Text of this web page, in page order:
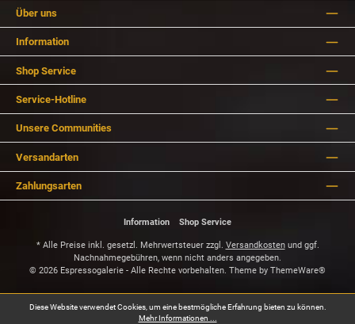
Über uns
Information
Shop Service
Service-Hotline
Unsere Communities
Versandarten
Zahlungsarten
Information Shop Service
* Alle Preise inkl. gesetzl. Mehrwertsteuer zzgl. Versandkostenund ggf.
Nachnahmegebühren, wenn nicht anders angegeben.
© 2026 Espressogalerie - Alle Rechte vorbehalten. Theme by ThemeWare®
Diese Website verwendet Cookies, um eine bestmögliche Erfahrung bieten zu können.
Mehr Informationen ...